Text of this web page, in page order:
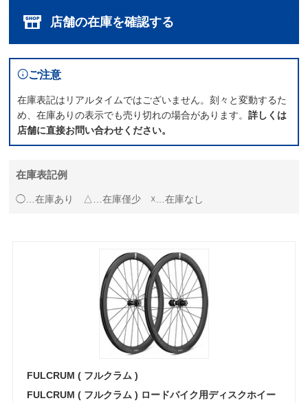
店舗の在庫を確認する
ご注意
在庫表記はリアルタイムではございません。刻々と変動するた
め、在庫ありの表示でも売り切れの場合があります。詳しくは
店舗に直接お問い合わせください。
在庫表記例
◯…在庫あり △…在庫僅少 ☓…在庫なし
FULCRUM ( フルクラム )
FULCRUM ( フルクラム ) ロードバイク用ディスクホイー